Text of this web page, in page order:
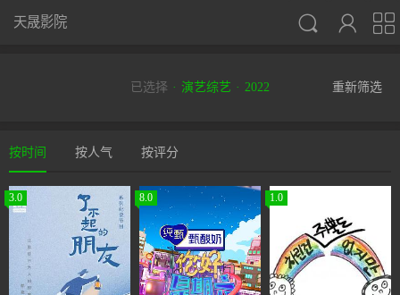



天晟影院
已选择 演艺综艺 2022 重新筛选
按时间 按人气 按评分
3.0 8.0 1.0